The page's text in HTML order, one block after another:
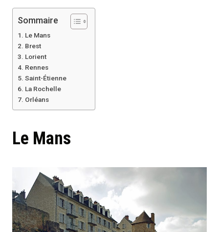
Sommaire
Le Mans
Brest
Lorient
Rennes
Saint-Étienne
La Rochelle
Orléans
Le Mans